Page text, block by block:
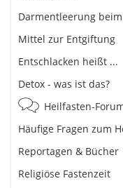
Darmentleerung
Mittel zur Entgiftung
Entschlacken heißt ...
Detox - was ist das?
Heilfasten-
Häufige Fragen zum
Reportagen & Bücher
Religiöse Fastenzeit